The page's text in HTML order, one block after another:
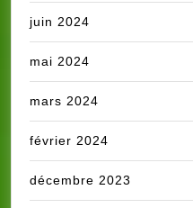
juin 2024
mai 2024
mars 2024
février 2024
décembre 2023